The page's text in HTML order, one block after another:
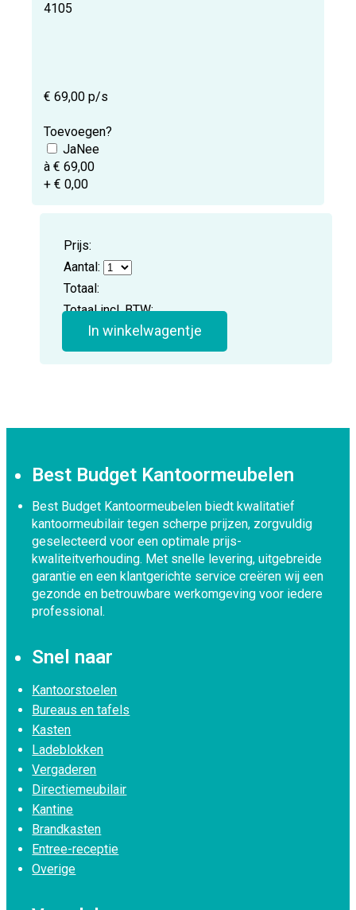
4105
€ 69,00 p/s
Toevoegen?
à € 69,00
+ € 0,00
Prijs:
Aantal:
Totaal:
Totaal incl. BTW:
In winkelwagentje
Best Budget Kantoormeubelen
Best Budget Kantoormeubelen biedt kwalitatief
kantoormeubilair tegen scherpe prijzen, zorgvuldig
geselecteerd voor een optimale prijs-
kwaliteitverhouding. Met snelle levering, uitgebreide
garantie en een klantgerichte service creëren wij een
gezonde en betrouwbare werkomgeving voor iedere
professional.
Snel naar
Kantoorstoelen
Bureaus en tafels
Kasten
Ladeblokken
Vergaderen
Directiemeubilair
Kantine
Brandkasten
Entree-receptie
Overige